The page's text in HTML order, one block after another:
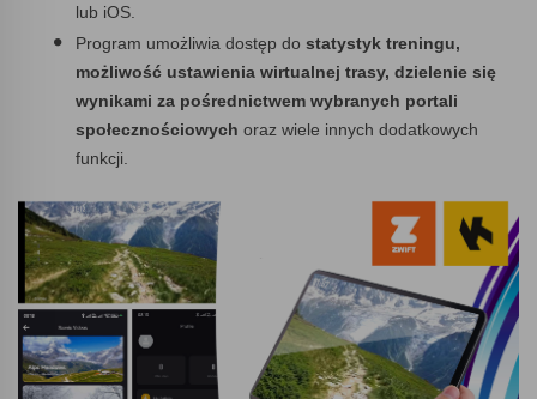
lub iOS.
Program umożliwia dostęp do statystyk treningu,
możliwość ustawienia wirtualnej trasy, dzielenie się
wynikami za pośrednictwem wybranych portali
społecznościowych oraz wiele innych dodatkowych
funkcji.